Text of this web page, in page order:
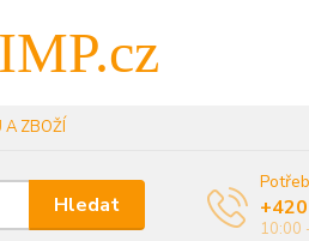
A ZBOŽÍ
Hledat
10:00